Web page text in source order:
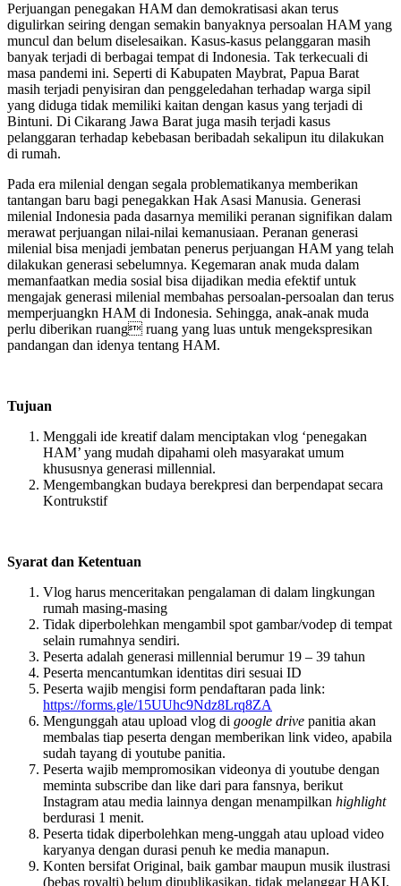
Perjuangan penegakan HAM dan demokratisasi akan terus
digulirkan seiring dengan semakin banyaknya persoalan HAM yang
muncul dan belum diselesaikan. Kasus-kasus pelanggaran masih
banyak terjadi di berbagai tempat di Indonesia. Tak terkecuali di
masa pandemi ini. Seperti di Kabupaten Maybrat, Papua Barat
masih terjadi penyisiran dan penggeledahan terhadap warga sipil
yang diduga tidak memiliki kaitan dengan kasus yang terjadi di
Bintuni. Di Cikarang Jawa Barat juga masih terjadi kasus
pelanggaran terhadap kebebasan beribadah sekalipun itu dilakukan
di rumah.
Pada era milenial dengan segala problematikanya memberikan
tantangan baru bagi penegakkan Hak Asasi Manusia. Generasi
milenial Indonesia pada dasarnya memiliki peranan signifikan dalam
merawat perjuangan nilai-nilai kemanusiaan. Peranan generasi
milenial bisa menjadi jembatan penerus perjuangan HAM yang telah
dilakukan generasi sebelumnya. Kegemaran anak muda dalam
memanfaatkan media sosial bisa dijadikan media efektif untuk
mengajak generasi milenial membahas persoalan-persoalan dan terus
memperjuangkn HAM di Indonesia. Sehingga, anak-anak muda
perlu diberikan ruang ruang yang luas untuk mengekspresikan
pandangan dan idenya tentang HAM.
Tujuan
Menggali ide kreatif dalam menciptakan vlog ‘penegakan
HAM’ yang mudah dipahami oleh masyarakat umum
khususnya generasi millennial.
Mengembangkan budaya berekpresi dan berpendapat secara
Kontrukstif
Syarat dan Ketentuan
Vlog harus menceritakan pengalaman di dalam lingkungan
rumah masing-masing
Tidak diperbolehkan mengambil spot gambar/vodep di tempat
selain rumahnya sendiri.
Peserta adalah generasi millennial berumur 19 – 39 tahun
Peserta mencantumkan identitas diri sesuai ID
Peserta wajib mengisi form pendaftaran pada link:
https://forms.gle/15UUhc9Ndz8Lrq8ZA
Mengunggah atau upload vlog di google drive panitia akan
membalas tiap peserta dengan memberikan link video, apabila
sudah tayang di youtube panitia.
Peserta wajib mempromosikan videonya di youtube dengan
meminta subscribe dan like dari para fansnya, berikut
Instagram atau media lainnya dengan menampilkan highlight
berdurasi 1 menit.
Peserta tidak diperbolehkan meng-unggah atau upload video
karyanya dengan durasi penuh ke media manapun.
Konten bersifat Original, baik gambar maupun musik ilustrasi
(bebas royalti) belum dipublikasikan, tidak melanggar HAKI,